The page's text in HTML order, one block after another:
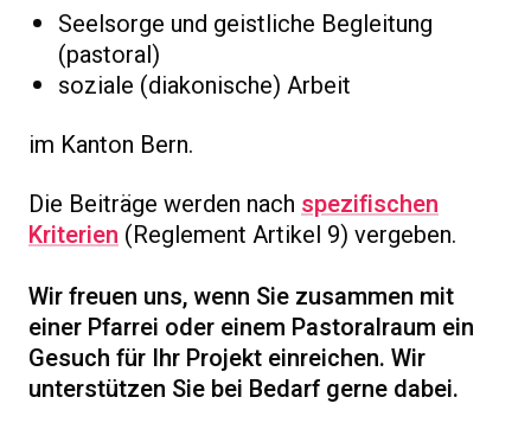
Seelsorge und geistliche Begleitung
(pastoral)
soziale (diakonische) Arbeit
im Kanton Bern.
Die Beiträge werden nach spezifischen
Kriterien (Reglement Artikel 9) vergeben.
Wir freuen uns, wenn Sie zusammen mit
einer Pfarrei oder einem Pastoralraum ein
Gesuch für Ihr Projekt einreichen. Wir
unterstützen Sie bei Bedarf gerne dabei.